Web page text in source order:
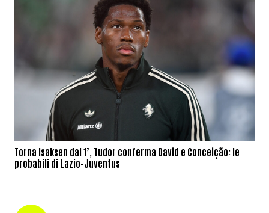
Torna Isaksen dal 1’, Tudor conferma David e Conceição: le
probabili di Lazio-Juventus